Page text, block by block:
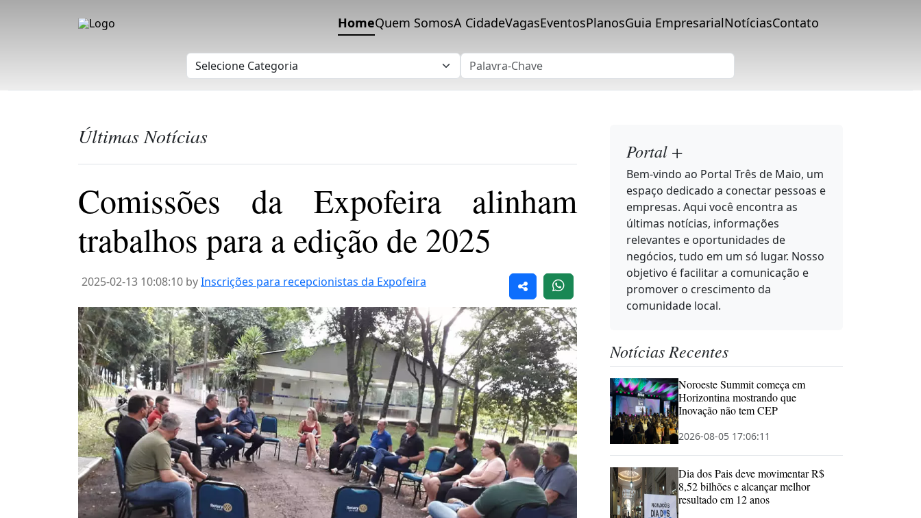
HomeQuem SomosA CidadeVagasEventosPlanosGuia EmpresarialNotíciasContato
Últimas Notícias
Comissões da Expofeira alinham
trabalhos para a edição de 2025
2025-02-13 10:08:10 byInscrições para recepcionistas da Expofeira
Portal +
Bem-vindo ao Portal Três de Maio, um
espaço dedicado a conectar pessoas e
empresas. Aqui você encontra as
últimas notícias, informações
relevantes e oportunidades de
negócios, tudo em um só lugar. Nosso
objetivo é facilitar a comunicação e
promover o crescimento da
comunidade local.
Notícias Recentes
Noroeste Summit começa em
Horizontina mostrando que
Inovação não tem CEP
2026-08-05 17:06:11
Dia dos Pais deve movimentar R$
8,52 bilhões e alcançar melhor
resultado em 12 anos